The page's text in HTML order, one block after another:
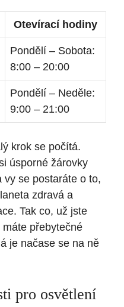
Otevírací hodiny
Pondělí – Sobota:
8:00 – 20:00
Pondělí – Neděle:
9:00 – 21:00
krok se počítá.
úsporné žárovky
vy se postaráte o to,
zdravá a
Tak co, už jste
přebytečné
je načase se na ně
pro osvětlení